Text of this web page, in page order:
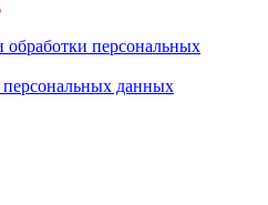
персональных
персональных данных